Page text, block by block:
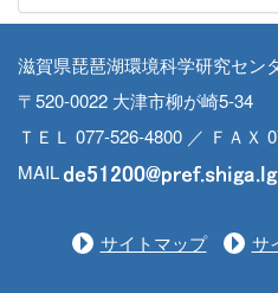
滋賀県琵琶湖環境科学研究セン
〒520-0022 大津市柳が崎5-34
ＴＥＬ 077-526-4800 ／ ＦＡＸ
MAIL
サイトマップ サ